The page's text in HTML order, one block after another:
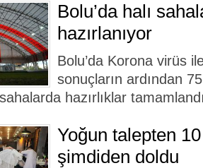
Bolu’da halı
hazırlanıyor
Bolu’da Korona virüs
sonuçların ardından
hazırlıklar
Yoğun talepten
şimdiden doldu